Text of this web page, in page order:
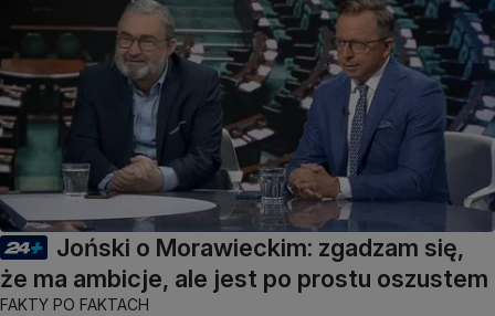
Joński o Morawieckim: zgadzam się,
że ma ambicje, ale jest po prostu oszustem
FAKTY PO FAKTACH